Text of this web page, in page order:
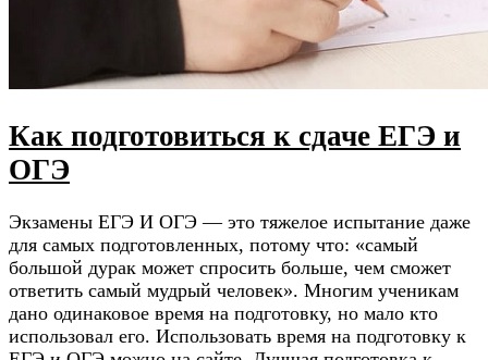
Как подготовиться к сдаче ЕГЭ и
ОГЭ
Экзамены ЕГЭ И ОГЭ — это тяжелое испытание даже
для самых подготовленных, потому что: «самый
большой дурак может спросить больше, чем сможет
ответить самый мудрый человек». Многим ученикам
дано одинаковое время на подготовку, но мало кто
использовал его. Использовать время на подготовку к